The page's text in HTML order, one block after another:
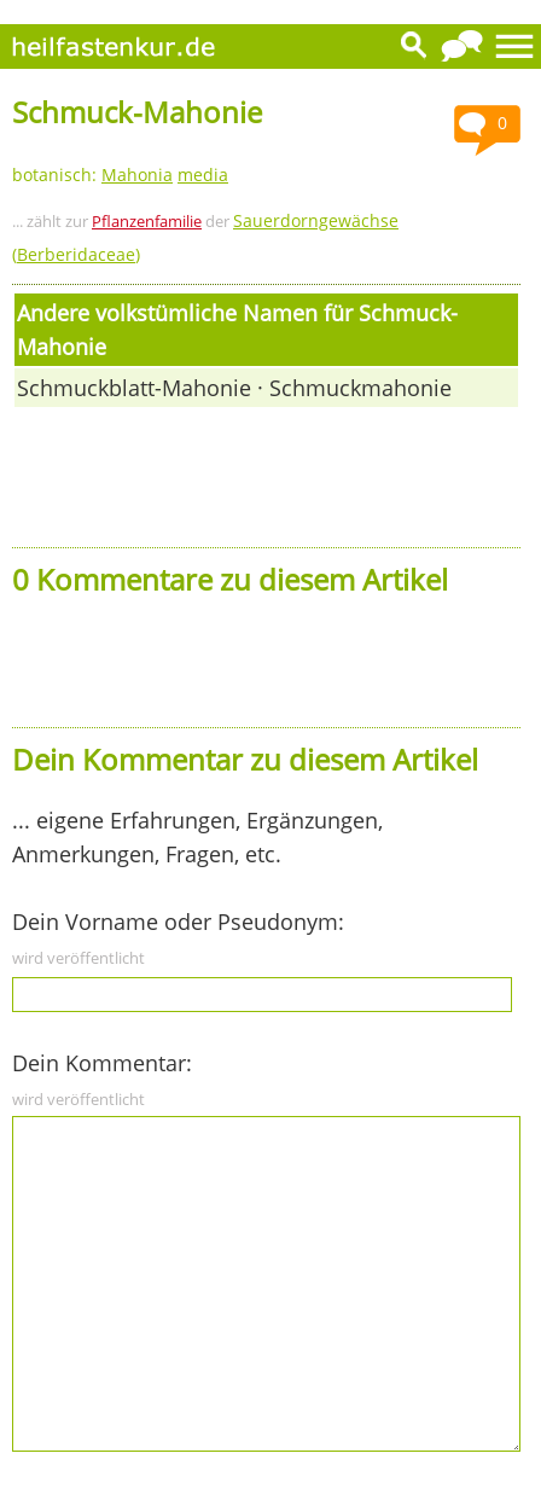
0
Schmuck-Mahonie
botanisch: Mahonia media
... zählt zur Pflanzenfamilie derSauerdorngewächse
(Berberidaceae)
Andere volkstümliche Namen für Schmuck-
Mahonie
Schmuckblatt-Mahonie · Schmuckmahonie
0 Kommentare zu diesem Artikel
Dein Kommentar zu diesem Artikel
... eigene Erfahrungen, Ergänzungen,
Anmerkungen, Fragen, etc.
Dein Vorname oder Pseudonym:
wird veröffentlicht
Dein Kommentar:
wird veröffentlicht